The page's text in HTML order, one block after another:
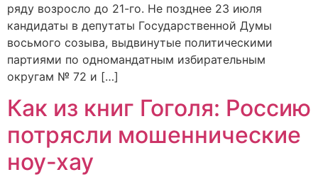
ряду возросло до 21-го. Не позднее 23 июля
кандидаты в депутаты Государственной Думы
восьмого созыва, выдвинутые политическими
партиями по одномандатным избирательным
округам № 72 и […]
Как из книг Гоголя: Россию
потрясли мошеннические
ноу-хау